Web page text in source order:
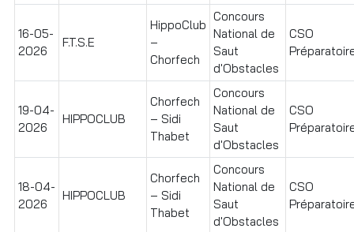
16-05-
2026
F.T.S.E
HippoClub
–
Chorfech
Concours
National de
Saut
d'Obstacles
CSO
19-04-
2026
HIPPOCLUB
Chorfech
– Sidi
Thabet
Concours
National de
Saut
d'Obstacles
CSO
18-04-
2026
HIPPOCLUB
Chorfech
– Sidi
Thabet
Concours
National de
Saut
d'Obstacles
CSO